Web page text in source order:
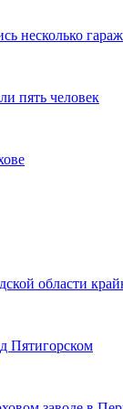
несколько
пять человек
области
Пятигорском